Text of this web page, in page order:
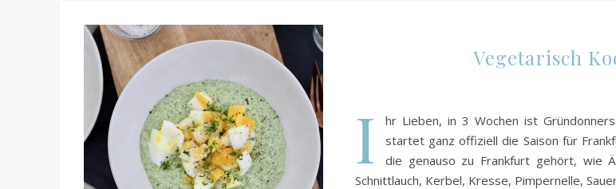
Vegetarisch
I
hr Lieben, in 3 Wochen ist
startet ganz offiziell die Saison für
die genauso zu Frankfurt gehört, wie
Schnittlauch, Kerbel, Kresse, Pimpernelle,